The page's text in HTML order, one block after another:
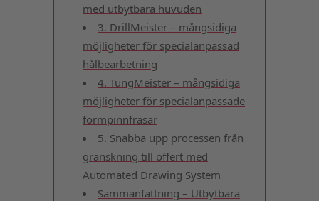
med utbytbara huvuden
3. DrillMeister – mångsidiga
möjligheter för specialanpassad
hålbearbetning
4. TungMeister – mångsidiga
möjligheter för specialanpassade
formpinnfräsar
5. Snabba upp processen från
granskning till offert med
Automated Drawing System
Sammanfattning – Utbytbara